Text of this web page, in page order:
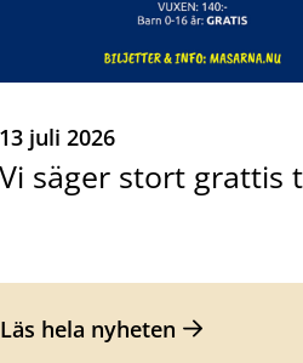
13 juli 2026
Vi säger stort grattis
Läs hela nyheten